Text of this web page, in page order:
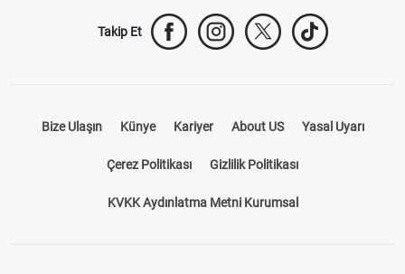
Takip Et
Bize Ulaşın Künye Kariyer About US Yasal Uyarı
Çerez Politikası Gizlilik Politikası
KVKK Aydınlatma Metni Kurumsal